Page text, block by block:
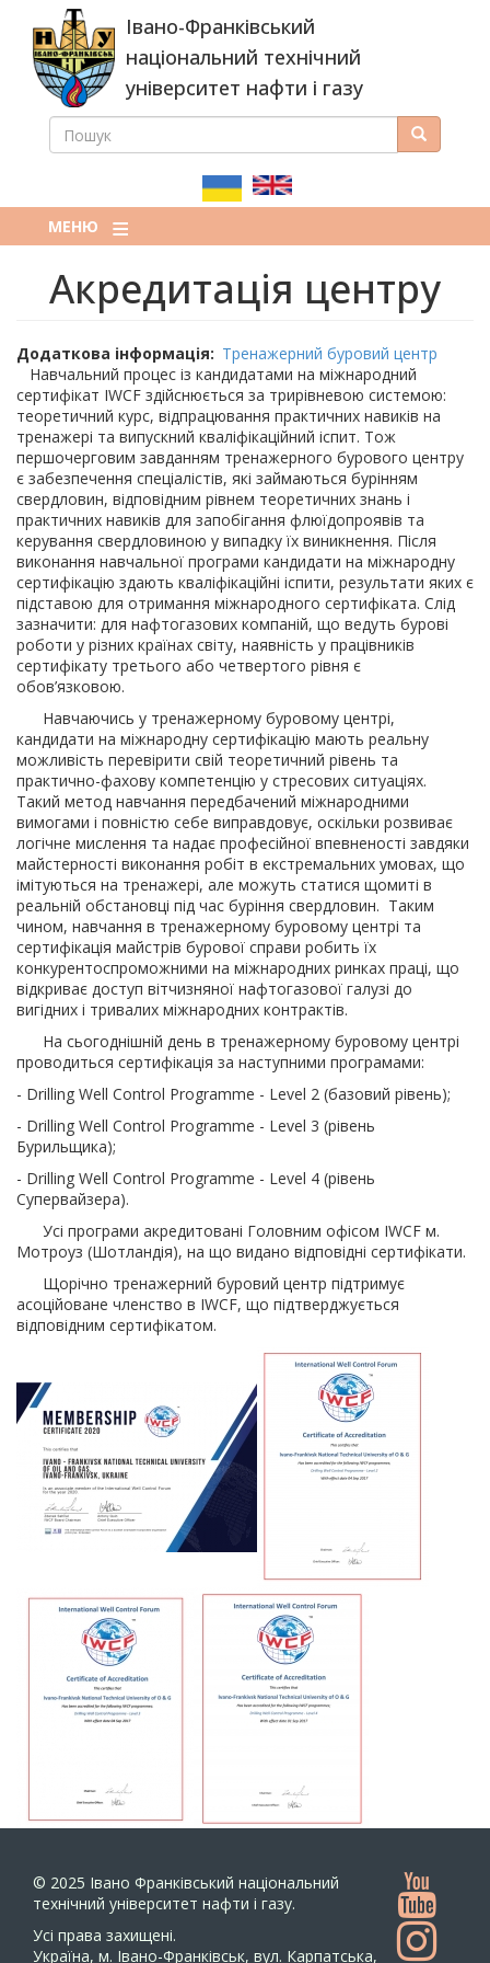
основного
вмісту
Івано-Франківський
національний технічний
університет нафти і газу
ПОШУКОВА
ПОШУК Пошук
МЕНЮ
Акредитація центру
Додаткова інформація
Тренажерний буровий центр
Навчальний процес із кандидатами на міжнародний
сертифікат IWCF здійснюється за трирівневою системою:
теоретичний курс, відпрацювання практичних навиків на
тренажері та випускний кваліфікаційний іспит. Тож
першочерговим завданням тренажерного бурового центру
є забезпечення спеціалістів, які займаються бурінням
свердловин, відповідним рівнем теоретичних знань і
практичних навиків для запобігання флюїдопроявів та
керування свердловиною у випадку їх виникнення. Після
виконання навчальної програми кандидати на міжнародну
сертифікацію здають кваліфікаційні іспити, результати яких є
підставою для отримання міжнародного сертифіката. Слід
зазначити: для нафтогазових компаній, що ведуть бурові
роботи у різних країнах світу, наявність у працівників
сертифікату третього або четвертого рівня є
обов’язковою.
Навчаючись у тренажерному буровому центрі,
кандидати на міжнародну сертифікацію мають реальну
можливість перевірити свій теоретичний рівень та
практично-фахову компетенцію у стресових ситуаціях.
Такий метод навчання передбачений міжнародними
вимогами і повністю себе виправдовує, оскільки розвиває
логічне мислення та надає професійної впевненості завдяки
майстерності виконання робіт в екстремальних умовах, що
імітуються на тренажері, але можуть статися щомиті в
реальній обстановці під час буріння свердловин. Таким
чином, навчання в тренажерному буровому центрі та
сертифікація майстрів бурової справи робить їх
конкурентоспроможними на міжнародних ринках праці, що
відкриває доступ вітчизняної нафтогазової галузі до
вигідних і тривалих міжнародних контрактів.
На сьогоднішній день в тренажерному буровому центрі
проводиться сертифікація за наступними програмами:
- Drilling Well Control Programme - Level 2 (базовий рівень);
- Drilling Well Control Programme - Level 3 (рівень
Бурильщика);
- Drilling Well Control Programme - Level 4 (рівень
Супервайзера).
Усі програми акредитовані Головним офісом IWCF м.
Мотроуз (Шотландія), на що видано відповідні сертифікати.
Щорічно тренажерний буровий центр підтримує
асоційоване членство в IWCF, що підтверджується
відповідним сертифікатом.
© 2025 Івано Франківський національний
технічний університет нафти і газу.
Усi права захищенi.
Україна, м. Івано-Франківськ, вул. Карпатська,